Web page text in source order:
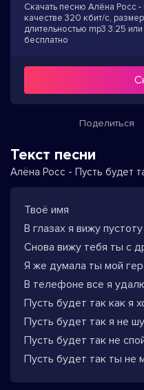
Скачать песню Алёна Росс -
качестве 320 кбит/с,
длительностью mp3 3:25
бесплатно
Поделиться
Текст песни
Алёна Росс - Пусть будет
Твоё имя
В глазах я вижу пустоту
Снова вижу тебя ты с
Я же думала ты мой
В телефоне все я
Пусть будет так как я
Пусть будет так я не
Пусть будет так не
Пусть будет так ты не